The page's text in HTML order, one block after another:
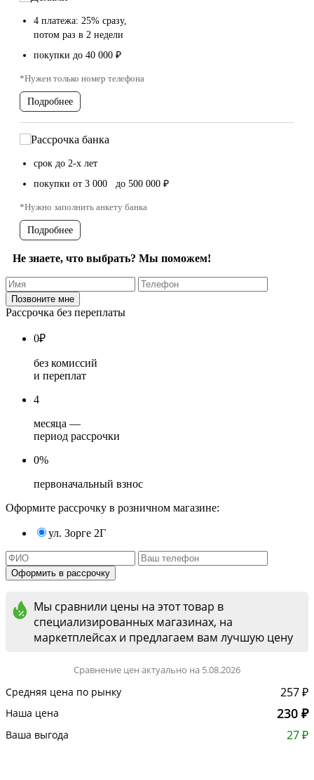
4 платежа: 25% сразу,
потом раз в 2 недели
покупки до 40 000 ₽
*Нужен только номер телефона
Подробнее
срок до 2-х лет
покупки от 3 000 до 500 000 ₽
*Нужно заполнить анкету банка
Подробнее
Не знаете, что выбрать? Мы поможем!
Рассрочка без переплаты
0₽
без комиссий
и переплат
4
месяца —
период рассрочки
0%
первоначальный взнос
Оформите рассрочку в розничном магазине:
ул. Зорге 2Г
Мы сравнили цены на этот товар в
специализированных магазинах, на
маркетплейсах и предлагаем вам лучшую цену
Сравнение цен актуально на 5.08.2026
Средняя цена по рынку 257 ₽
Наша цена 230 ₽
Ваша выгода 27 ₽